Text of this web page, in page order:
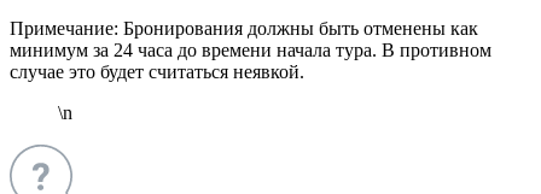
Примечание: Бронирования должны быть отменены как
минимум за 24 часа до времени начала тура. В противном
случае это будет считаться неявкой.
\n